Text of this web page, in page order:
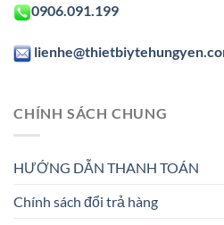
0906.091.199
CHÍNH SÁCH CHUNG
HƯỚNG DẪN THANH TOÁN
Chính sách đổi trả hàng